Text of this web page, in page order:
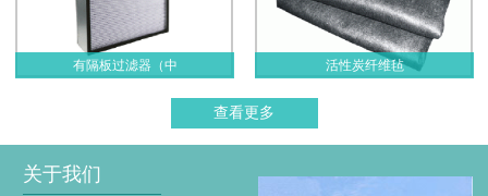
有隔板过滤器（中 活性炭纤维毡
查看更多
关于我们